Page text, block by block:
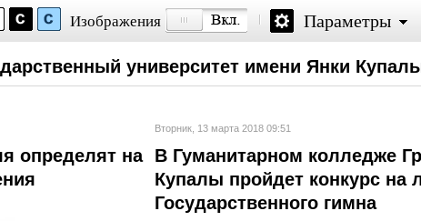
Изображения Параметры
университет имени Янки
определят на
Вторник, 13 марта 2018 09:51
В Гуманитарном колледже
Купалы пройдет конкурс на
Государственного гимна